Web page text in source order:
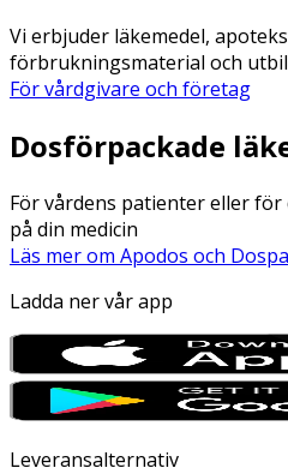
Vi erbjuder läkemedel,
förbrukningsmaterial och
För vårdgivare och företag
Dosförpackade
För vårdens patienter eller
på din medicin
Läs mer om Apodos och
Ladda ner vår app
Leveransalternativ